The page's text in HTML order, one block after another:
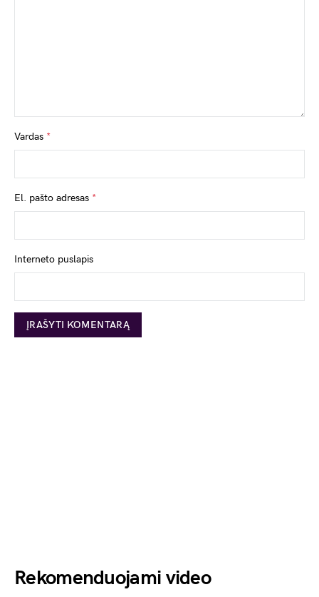
Vardas *
El. pašto adresas *
Interneto puslapis
Rekomenduojami video